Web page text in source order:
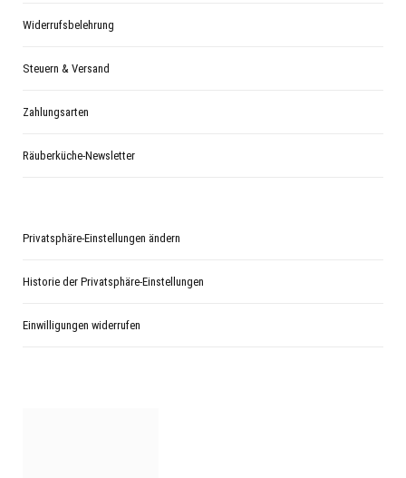
Widerrufsbelehrung
Steuern & Versand
Zahlungsarten
Räuberküche-Newsletter
Privatsphäre-Einstellungen ändern
Historie der Privatsphäre-Einstellungen
Einwilligungen widerrufen